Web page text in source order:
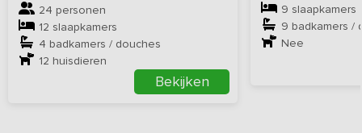
24 personen
12 slaapkamers
4 badkamers / douches
12 huisdieren
Bekijken
9 slaapkamers
9 badkamers /
Nee